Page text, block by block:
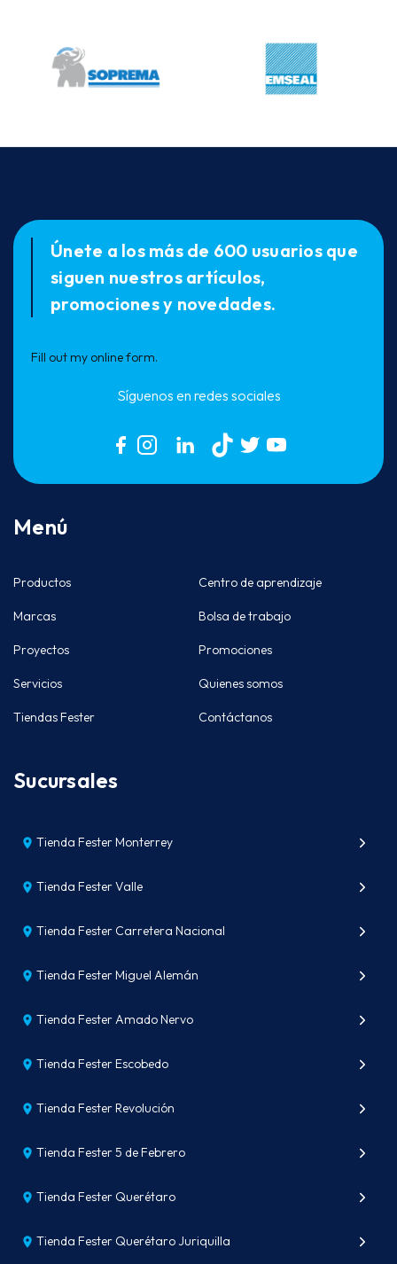
Menú
Productos
Marcas
Proyectos
Servicios
Tiendas Fester
Centro de aprendizaje
Bolsa de trabajo
Promociones
Quienes somos
Contáctanos
Únete a los más de 600 usuarios que
siguen nuestros artículos,
promociones y novedades.
Fill out my online form.
Síguenos en redes sociales
Sucursales
Tienda Fester Monterrey
Tienda Fester Valle
Tienda Fester Carretera Nacional
Tienda Fester Miguel Alemán
Tienda Fester Amado Nervo
Tienda Fester Escobedo
Tienda Fester Revolución
Tienda Fester 5 de Febrero
Tienda Fester Querétaro
Tienda Fester Querétaro Juriquilla